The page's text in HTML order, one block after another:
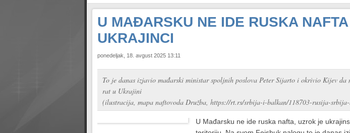
U MAĐARSKU NE IDE RUSKA
UKRAJINCI
ponedeljak, 18. avgust 2025 13:11
To je danas izjavio mađarski ministar spoljnih poslova Peter Sijarto i okrivio Kijev da
rat u Ukrajini
(ilustracija, mapa naftovoda Družba, https://rt.rs/srbija-i-balkan/118703-rusija-
U Mađarsku ne ide ruska nafta, uzrok je